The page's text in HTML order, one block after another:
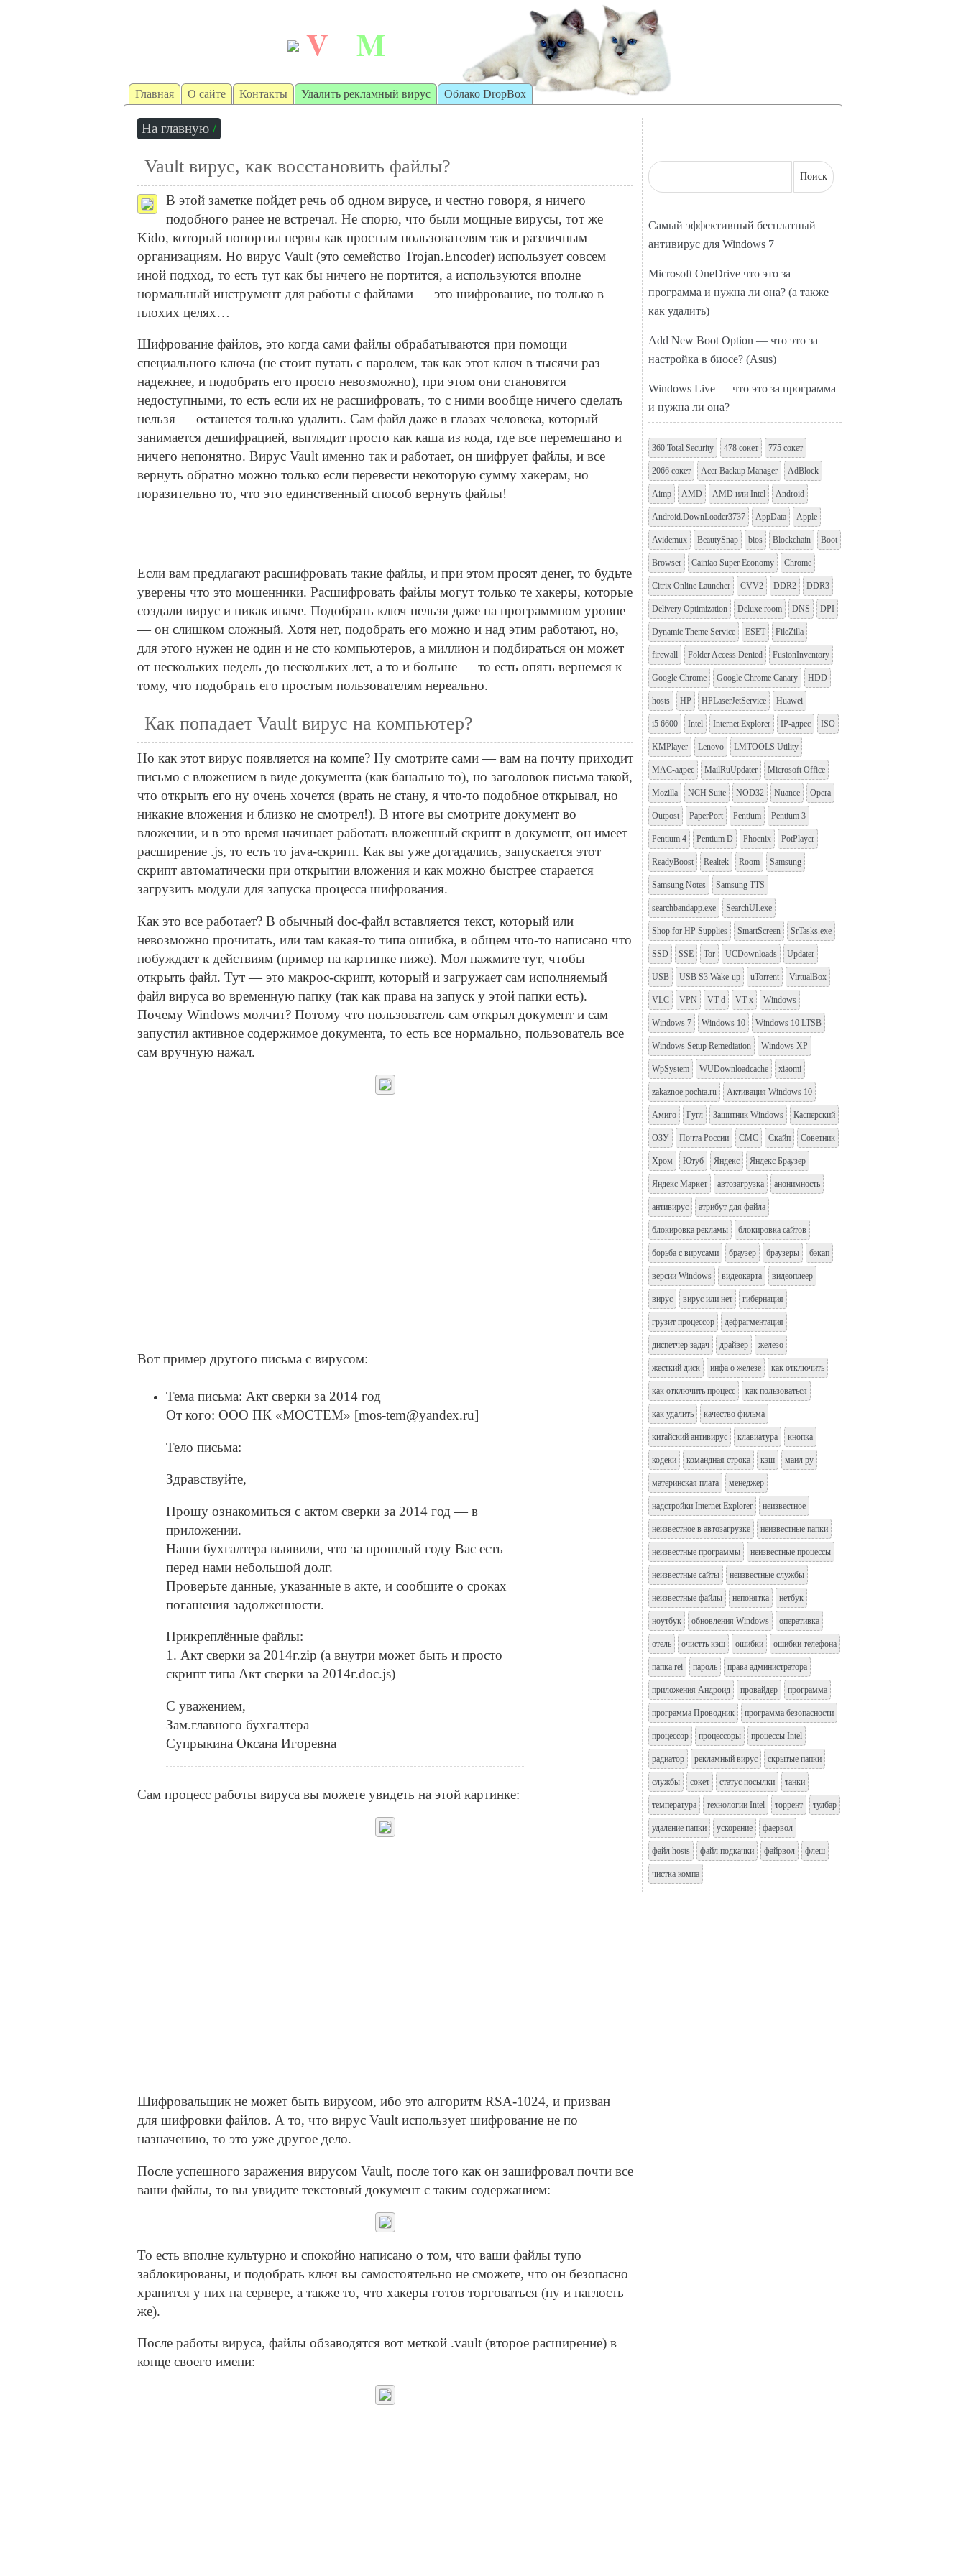
V M
Главная О сайте Контакты Удалить рекламный вирус Облако DropBox
На главную /
Vault вирус, как восстановить файлы?
В этой заметке пойдет речь об одном вирусе, и честно говоря, я ничего
подобного ранее не встречал. Не спорю, что были мощные вирусы, тот же
Kido, который попортил нервы как простым пользователям так и различным
организациям. Но вирус Vault (это семейство Trojan.Encoder) использует совсем
иной подход, то есть тут как бы ничего не портится, а используются вполне
нормальный инструмент для работы с файлами — это шифрование, но только в
плохих целях…
Шифрование файлов, это когда сами файлы обрабатываются при помощи
специального ключа (не стоит путать с паролем, так как этот ключ в тысячи раз
надежнее, и подобрать его просто невозможно), при этом они становятся
недоступными, то есть если их не расшифровать, то с ними вообще ничего сделать
нельзя — останется только удалить. Сам файл даже в глазах человека, который
занимается дешифрацией, выглядит просто как каша из кода, где все перемешано и
ничего непонятно. Вирус Vault именно так и работает, он шифрует файлы, и все
вернуть обратно можно только если перевести некоторую сумму хакерам, но
поразительно то, что это единственный способ вернуть файлы!
Если вам предлагают расшифровать такие файлы, и при этом просят денег, то будьте
уверены что это мошенники. Расшифровать файлы могут только те хакеры, которые
создали вирус и никак иначе. Подобрать ключ нельзя даже на программном уровне
— он слишком сложный. Хотя нет, подобрать его можно и над этим работают, но,
для этого нужен не один и не сто компьютеров, а миллион и подбираться он может
от нескольких недель до нескольких лет, а то и больше — то есть опять вернемся к
тому, что подобрать его простым пользователям нереально.
Как попадает Vault вирус на компьютер?
Но как этот вирус появляется на компе? Ну смотрите сами — вам на почту приходит
письмо с вложением в виде документа (как банально то), но заголовок письма такой,
что открыть его ну очень хочется (врать не стану, я что-то подобное открывал, но
никакие вложения и близко не смотрел!). В итоге вы смотрите документ во
вложении, и в это время начинает работать вложенный скрипт в документ, он имеет
расширение .js, то есть то java-скрипт. Как вы уже догадались, запускается этот
скрипт автоматически при открытии вложения и как можно быстрее старается
загрузить модули для запуска процесса шифрования.
Как это все работает? В обычный doc-файл вставляется текст, который или
невозможно прочитать, или там какая-то типа ошибка, в общем что-то написано что
побуждает к действиям (пример на картинке ниже). Мол нажмите тут, чтобы
открыть файл. Тут — это макрос-скрипт, который и загружает сам исполняемый
файл вируса во временную папку (так как права на запуск у этой папки есть).
Почему Windows молчит? Потому что пользователь сам открыл документ и сам
запустил активное содержимое документа, то есть все нормально, пользователь все
сам вручную нажал.
Вот пример другого письма с вирусом:
Тема письма: Акт сверки за 2014 год
От кого: ООО ПК «МОСТЕМ» [mos-tem@yandex.ru]
Тело письма:
Здравствуйте,
Прошу ознакомиться с актом сверки за 2014 год — в
приложении.
Наши бухгалтера выявили, что за прошлый году Вас есть
перед нами небольшой долг.
Проверьте данные, указанные в акте, и сообщите о сроках
погашения задолженности.
Прикреплённые файлы:
1. Акт сверки за 2014г.zip (а внутри может быть и просто
скрипт типа Акт сверки за 2014г.doc.js)
С уважением,
Зам.главного бухгалтера
Супрыкина Оксана Игоревна
Сам процесс работы вируса вы можете увидеть на этой картинке:
Шифровальщик не может быть вирусом, ибо это алгоритм RSA-1024, и призван
для шифровки файлов. А то, что вирус Vault использует шифрование не по
назначению, то это уже другое дело.
После успешного заражения вирусом Vault, после того как он зашифровал почти все
ваши файлы, то вы увидите текстовый документ с таким содержанием:
То есть вполне культурно и спокойно написано о том, что ваши файлы тупо
заблокированы, и подобрать ключ вы самостоятельно не сможете, что он безопасно
хранится у них на сервере, а также то, что хакеры готов торговаться (ну и наглость
же).
После работы вируса, файлы обзаводятся вот меткой .vault (второе расширение) в
конце своего имени:
Самый эффективный бесплатный
антивирус для Windows 7
Microsoft OneDrive что это за
программа и нужна ли она? (а также
как удалить)
Add New Boot Option — что это за
настройка в биосе? (Asus)
Windows Live — что это за программа
и нужна ли она?
360 Total Security 478 сокет 775 сокет
2066 сокет Acer Backup Manager AdBlock
Aimp AMD AMD или Intel Android
Android.DownLoader3737 AppData Apple
Avidemux BeautySnap bios Blockchain Boot
Browser Cainiao Super Economy Chrome
Citrix Online Launcher CVV2 DDR2 DDR3
Delivery Optimization Deluxe room DNS DPI
Dynamic Theme Service ESET FileZilla
firewall Folder Access Denied FusionInventory
Google Chrome Google Chrome Canary HDD
hosts HP HPLaserJetService Huawei
i5 6600 Intel Internet Explorer IP-адрес ISO
KMPlayer Lenovo LMTOOLS Utility
MAC-адрес MailRuUpdater Microsoft Office
Mozilla NCH Suite NOD32 Nuance Opera
Outpost PaperPort Pentium Pentium 3
Pentium 4 Pentium D Phoenix PotPlayer
ReadyBoost Realtek Room Samsung
Samsung Notes Samsung TTS
searchbandapp.exe SearchUI.exe
Shop for HP Supplies SmartScreen SrTasks.exe
SSD SSE Tor UCDownloads Updater
USB USB S3 Wake-up uTorrent VirtualBox
VLC VPN VT-d VT-x Windows
Windows 7 Windows 10 Windows 10 LTSB
Windows Setup Remediation Windows XP
WpSystem WUDownloadcache xiaomi
zakaznoe.pochta.ru Активация Windows 10
Амиго Гугл Защитник Windows Касперский
ОЗУ Почта России СМС Скайп Советник
Хром Ютуб Яндекс Яндекс Браузер
Яндекс Маркет автозагрузка анонимность
антивирус атрибут для файла
блокировка рекламы блокировка сайтов
борьба с вирусами браузер браузеры бэкап
версии Windows видеокарта видеоплеер
вирус вирус или нет гибернация
грузит процессор дефрагментация
диспетчер задач драйвер железо
жесткий диск инфа о железе как отключить
как отключить процесс как пользоваться
как удалить качество фильма
китайский антивирус клавиатура кнопка
кодеки командная строка кэш маил ру
материнская плата менеджер
надстройки Internet Explorer неизвестное
неизвестное в автозагрузке неизвестные папки
неизвестные программы неизвестные процессы
неизвестные сайты неизвестные службы
неизвестные файлы непонятка нетбук
ноутбук обновления Windows оперативка
отель очистть кэш ошибки ошибки телефона
папка rei пароль права администратора
приложения Андроид провайдер программа
программа Проводник программа безопасности
процессор процессоры процессы Intel
радиатор рекламный вирус скрытые папки
службы сокет статус посылки танки
температура технологии Intel торрент тулбар
удаление папки ускорение фаервол
файл hosts файл подкачки файрвол флеш
чистка компа